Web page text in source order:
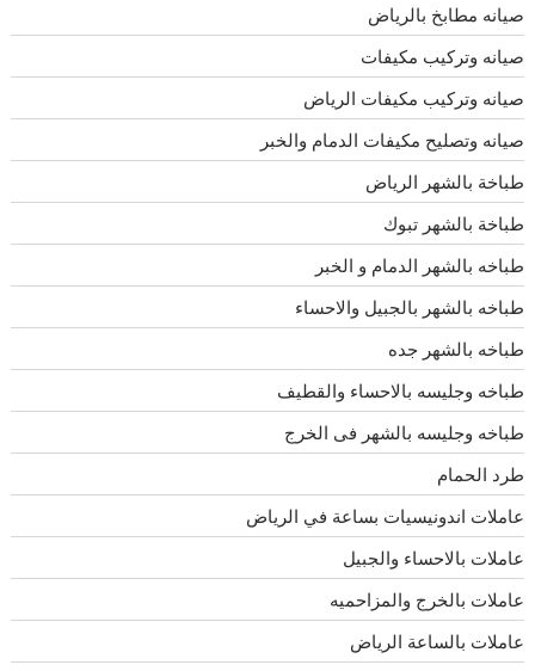
صيانه مطابخ بالرياض
صيانه وتركيب مكيفات
صيانه وتركيب مكيفات الرياض
صيانه وتصليح مكيفات الدمام والخبر
طباخة بالشهر الرياض
طباخة بالشهر تبوك
طباخه بالشهر الدمام و الخبر
طباخه بالشهر بالجبيل والاحساء
طباخه بالشهر جده
طباخه وجليسه بالاحساء والقطيف
طباخه وجليسه بالشهر فى الخرج
طرد الحمام
عاملات اندونيسيات بساعة في الرياض
عاملات بالاحساء والجبيل
عاملات بالخرج والمزاحميه
عاملات بالساعة الرياض